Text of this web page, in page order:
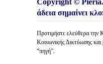
Copyright ©
άδεια σημαίνει
Προτιμήστε ελεύθερα
Κοινωνικής Δικτύωσης και
“πηγή”.